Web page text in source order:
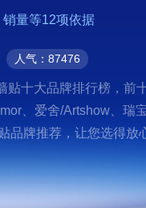
量等12项依据
人气：87476
十大品牌排行榜，前
、爱舍/Artshow、瑞
品牌推荐，让您选得放